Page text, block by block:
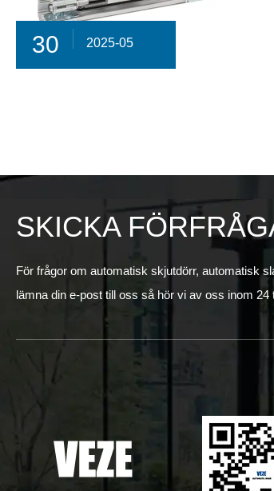
30 2025-05
SKICKA
För frågor om automatisk skjutdörr, automatisk
lämna din e-post till oss så hör vi av oss inom 24